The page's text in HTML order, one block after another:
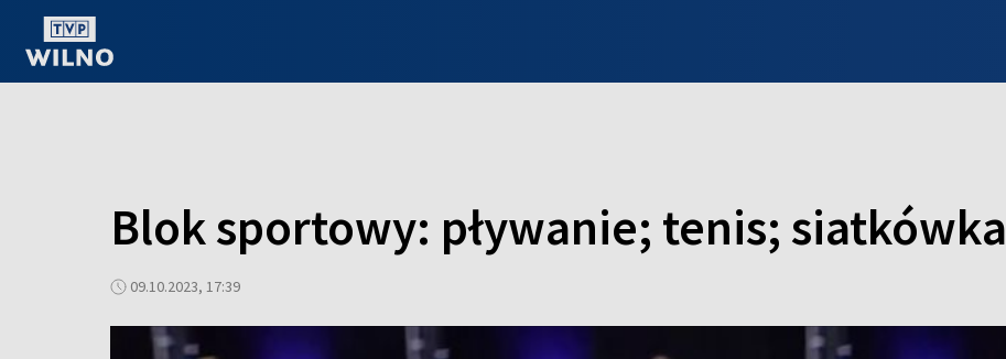
Blok sportowy: pływanie; tenis; siatkówka
09.10.2023, 17:39